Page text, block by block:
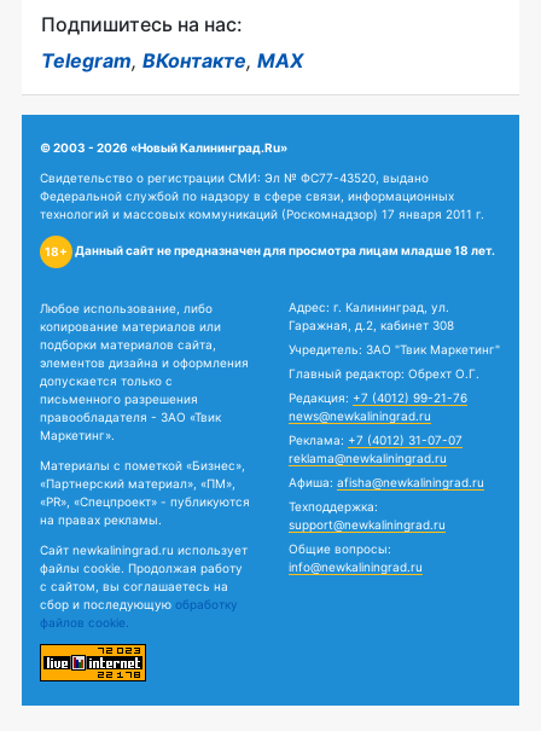
Подпишитесь на нас:
Telegram, ВКонтакте, MAX
© 2003 - 2026 «Новый Калининград.Ru»
Свидетельство о регистрации СМИ: Эл № ФС77-43520, выдано
Федеральной службой по надзору в сфере связи, информационных
технологий и массовых коммуникаций (Роскомнадзор) 17 января 2011 г.
18+ Данный сайт не предназначен для просмотра лицам младше 18 лет.
Любое использование, либо
копирование материалов или
подборки материалов сайта,
элементов дизайна и оформления
допускается только с
письменного разрешения
правообладателя - ЗАО «Твик
Маркетинг».
Материалы с пометкой «Бизнес»,
«Партнерский материал», «ПМ»,
«PR», «Спецпроект» - публикуются
на правах рекламы.
Сайт newkaliningrad.ru использует
файлы cookie. Продолжая работу
с сайтом, вы соглашаетесь на
сбор и последующую обработку
файлов cookie.
Адрес: г. Калининград, ул.
Гаражная, д.2, кабинет 308
Учредитель: ЗАО "Твик Маркетинг"
Главный редактор: Обрехт О.Г.
Редакция: +7 (4012) 99-21-76
news@newkaliningrad.ru
Реклама: +7 (4012) 31-07-07
reklama@newkaliningrad.ru
Афиша: afisha@newkaliningrad.ru
Техподдержка:
support@newkaliningrad.ru
Общие вопросы:
info@newkaliningrad.ru